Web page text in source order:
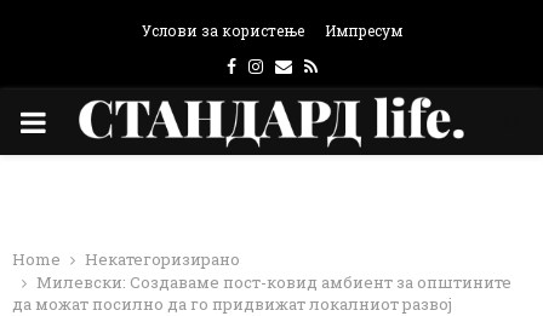
Услови за користење Импресум
Facebook
Instagram
Email
Rss
PRIMARY
Home
Некатегоризирано
Милевски: Создаваме пост-ковид амбиент за општините
да можат посилно да го придвижат локалниот развој